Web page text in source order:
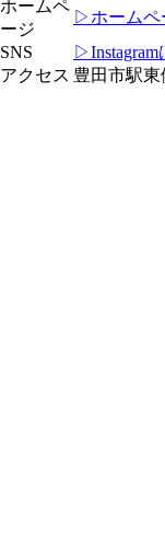
ホームペ
ージ
▷ホームペ
SNS
▷Instagram
アクセス 豊田市駅